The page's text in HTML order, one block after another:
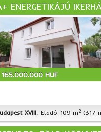
ENERGETIKÁJÚ
165.000.000 HUF
XVIII. Eladó 109 m2 (317